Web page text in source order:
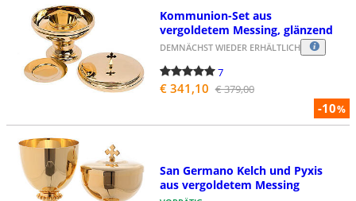
-10%
Kommunion-Set aus
vergoldetem Messing, glänzend
DEMNÄCHST WIEDER ERHÄLTLICH
7
€ 341,10 € 379,00
San Germano Kelch und Pyxis
aus vergoldetem Messing